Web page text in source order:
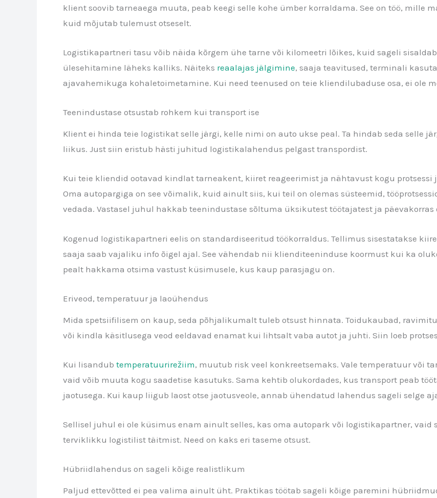
klient soovib tarneaega muuta, peab keegi selle kohe ümber korraldama. See on töö, mille
kuid mõjutab tulemust otseselt.
Logistikapartneri tasu võib näida kõrgem ühe tarne või kilomeetri lõikes, kuid sageli
ülesehitamine läheks kalliks. Näiteks reaalajas jälgimine, saaja teavitused, terminali
ajavahemikuga kohaletoimetamine. Kui need teenused on teie kliendilubaduse osa, ei ole
Teenindustase otsustab rohkem kui transport ise
Klient ei hinda teie logistikat selle järgi, kelle nimi on auto ukse peal. Ta hindab seda selle
liikus. Just siin eristub hästi juhitud logistikalahendus pelgast transpordist.
Kui teie kliendid ootavad kindlat tarneakent, kiiret reageerimist ja nähtavust kogu protsessi
Oma autopargiga on see võimalik, kuid ainult siis, kui teil on olemas süsteemid,
vedada. Vastasel juhul hakkab teenindustase sõltuma üksikutest töötajatest ja
Kogenud logistikapartneri eelis on standardiseeritud töökorraldus. Tellimus sisestatakse
saaja saab vajaliku info õigel ajal. See vähendab nii klienditeeninduse koormust kui ka
pealt hakkama otsima vastust küsimusele, kus kaup parasjagu on.
Eriveod, temperatuur ja laoühendus
Mida spetsiifilisem on kaup, seda põhjalikumalt tuleb otsust hinnata. Toidukaubad,
või kindla käsitlusega veod eeldavad enamat kui lihtsalt vaba autot ja juhti. Siin loeb
Kui lisandub temperatuurirežiim, muutub risk veel konkreetsemaks. Vale temperatuur või
vaid võib muuta kogu saadetise kasutuks. Sama kehtib olukordades, kus transport peab
jaotusega. Kui kaup liigub laost otse jaotusveole, annab ühendatud lahendus sageli selge
Sellisel juhul ei ole küsimus enam ainult selles, kas oma autopark või logistikapartner, vaid
terviklikku logistilist täitmist. Need on kaks eri taseme otsust.
Hübriidlahendus on sageli kõige realistlikum
Paljud ettevõtted ei pea valima ainult üht. Praktikas töötab sageli kõige paremini